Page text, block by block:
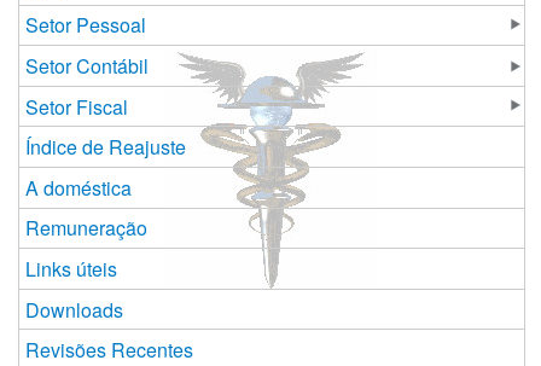
Setor Pessoal
Setor Contábil
Setor Fiscal
Índice de Reajuste
A doméstica
Remuneração
Links úteis
Downloads
Revisões Recentes